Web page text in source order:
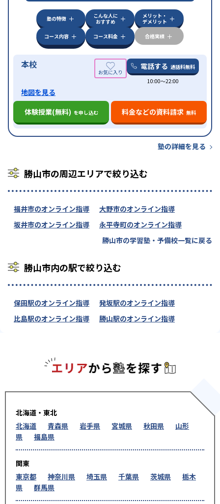
可能不登校生に対応学習にPC・タブレットを利用
オンライン対応1科目から受講可能
塾の特徴
こんな人に
おすすめ
メリット・
デメリット
コース内容
コース料金 合格実績
本校 電話する 通話料無料
10:00〜22:00
地図を見る
体験授業(無料) を申し込む 料金などの資料請求 無料
塾の詳細を見る
勝山市の周辺エリアで絞り込む
福井市のオンライン指導
大野市のオンライン指導
坂井市のオンライン指導
永平寺町のオンライン指導
勝山市の学習塾・予備校一覧に戻る
勝山市内の駅で絞り込む
保田駅のオンライン指導
発坂駅のオンライン指導
比島駅のオンライン指導
勝山駅のオンライン指導
北海道・東北
北海道
青森県 岩手県 宮城県 秋田県
山形
県
福島県
関東
東京都
神奈川県 埼玉県 千葉県 茨城県
栃木
県
群馬県